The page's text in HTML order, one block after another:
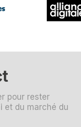
pour rester
et du marché du